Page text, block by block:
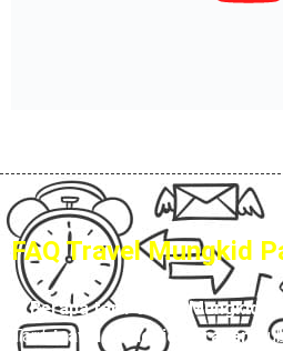
FAQ Travel Mungkid
1. Berapa tarif travel Mungkid
Tariftravel Mungkid Parakan